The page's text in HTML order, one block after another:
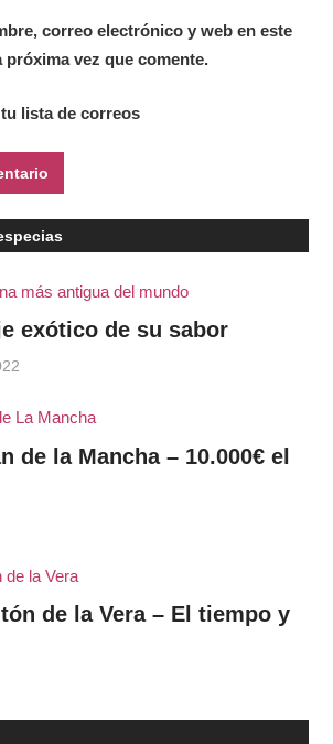
correo electrónico y web en este
próxima vez que comente.
lista de correos
exótico de su sabor
de la Mancha – 10.000€ el
de la Vera – El tiempo y